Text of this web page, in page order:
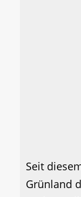
Seit
Grünland